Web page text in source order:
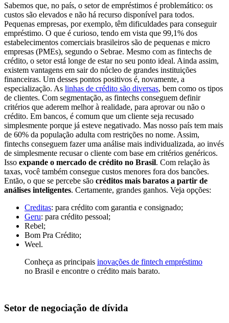
Sabemos que, no país, o setor de empréstimos é problemático: os
custos são elevados e não há recurso disponível para todos.
Pequenas empresas, por exemplo, têm dificuldades para conseguir
empréstimo. O que é curioso, tendo em vista que 99,1% dos
estabelecimentos comerciais brasileiros são de pequenas e micro
empresas (PMEs), segundo o Sebrae. Mesmo com as fintechs de
crédito, o setor está longe de estar no seu ponto ideal. Ainda assim,
existem vantagens em sair do núcleo de grandes instituições
financeiras. Um desses pontos positivos é, novamente, a
especialização. As linhas de crédito são diversas, bem como os tipos
de clientes. Com segmentação, as fintechs conseguem definir
critérios que aderem melhor à realidade, para aprovar ou não o
crédito. Em bancos, é comum que um cliente seja recusado
simplesmente porque já esteve negativado. Mas nosso país tem mais
de 60% da população adulta com restrições no nome. Assim,
fintechs conseguem fazer uma análise mais individualizada, ao invés
de simplesmente recusar o cliente com base em critérios genéricos.
Isso expande o mercado de crédito no Brasil. Com relação às
taxas, você também consegue custos menores fora dos bancões.
Então, o que se percebe são créditos mais baratos a partir de
análises inteligentes. Certamente, grandes ganhos. Veja opções:
Creditas: para crédito com garantia e consignado;
Geru: para crédito pessoal;
Rebel;
Bom Pra Crédito;
Weel.
Conheça as principais inovações de fintech empréstimo
no Brasil e encontre o crédito mais barato.
Setor de negociação de dívida